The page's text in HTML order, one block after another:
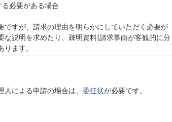
必要がある場合
ですが、請求の理由を明らかにしていただく必要が
な説明を求めたり、疎明資料(請求事由が客観的に分
ます。
による申請の場合は、 委任状が必要です。